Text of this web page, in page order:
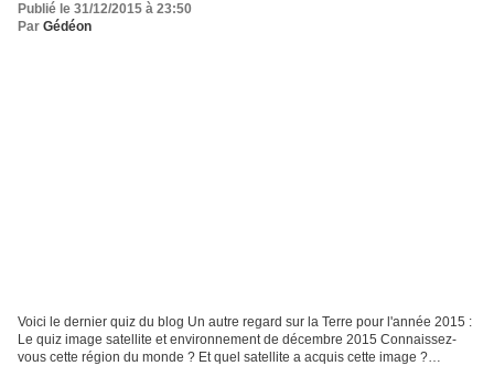
Publié le 31/12/2015 à 23:50
Par Gédéon
Voici le dernier quiz du blog Un autre regard sur la Terre pour l'année 2015 :
Le quiz image satellite et environnement de décembre 2015 Connaissez-
vous cette région du monde ? Et quel satellite a acquis cette image ?